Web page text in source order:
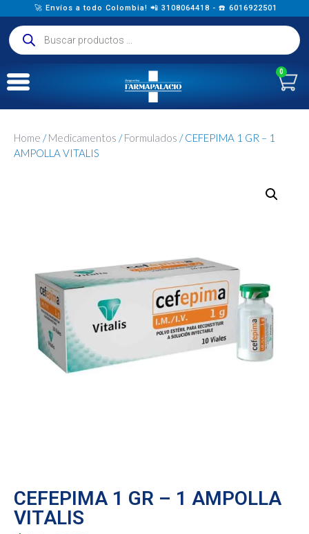
🚀 Envíos a todo Colombia! 📲 3108064418 - ☎️ 6016922501
0
Home /Medicamentos /Formulados / CEFEPIMA 1 GR – 1
AMPOLLA VITALIS
CEFEPIMA 1 GR – 1 AMPOLLA
VITALIS